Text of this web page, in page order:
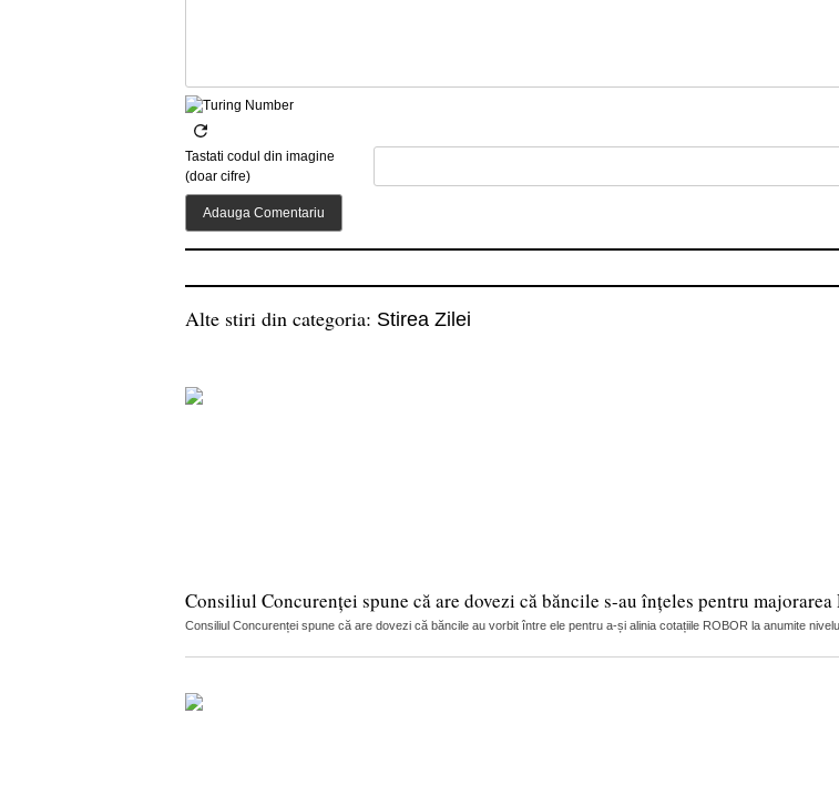
Tastati codul din imagine
(doar cifre)
Alte stiri din categoria: Stirea Zilei
Consiliul Concurenței spune că are dovezi că băncile s-au înțeles pentru majorarea
Consiliul Concurenței spune că are dovezi că băncile au vorbit între ele pentru a-și alinia cotațiile ROBOR la anumite